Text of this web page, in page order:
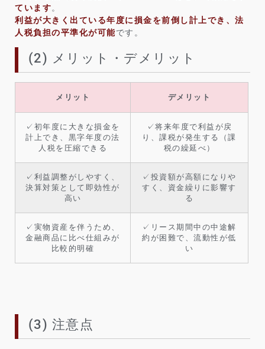
ています。
利益が大きく出ている年度に損金を前倒し計上でき、法
人税負担の平準化が可能です。
(2) メリット・デメリット
メリット デメリット
✓初年度に大きな損金を
計上でき、黒字年度の法
人税を圧縮できる
✓将来年度で利益が戻
り、課税が発生する（課
税の繰延べ）
✓利益調整がしやすく、
決算対策として即効性が
高い
✓投資額が高額になりや
すく、資金繰りに影響す
る
✓実物資産を伴うため、
金融商品に比べ仕組みが
比較的明確
✓リース期間中の中途解
約が困難で、流動性が低
い
(3) 注意点